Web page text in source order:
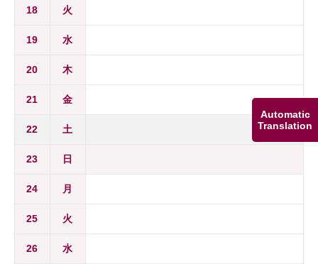
Automatic
Translation
18 火
19 水
20 木
21 金
22 土
23 日
24 月
25 火
26 水